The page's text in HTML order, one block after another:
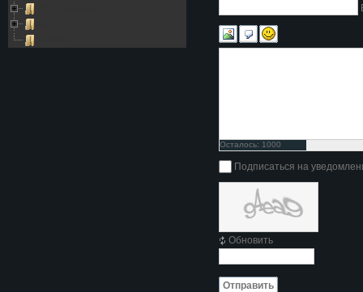
Осталось: 1000
символов
Подписаться на
Обновить
Отправить